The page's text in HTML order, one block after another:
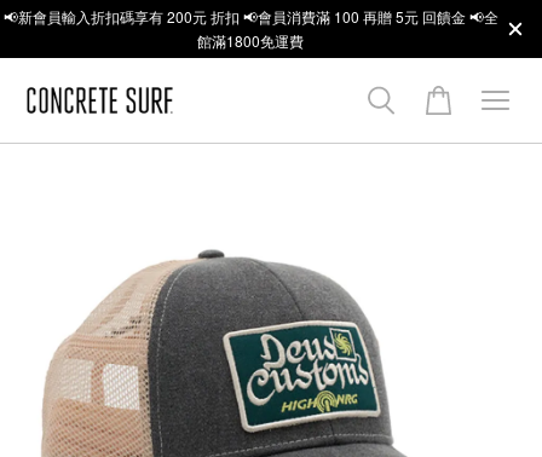
📢新會員輸入折扣碼享有 200元 折扣 📢會員消費滿 100 再贈 5元 回饋金 📢全
館滿1800免運費